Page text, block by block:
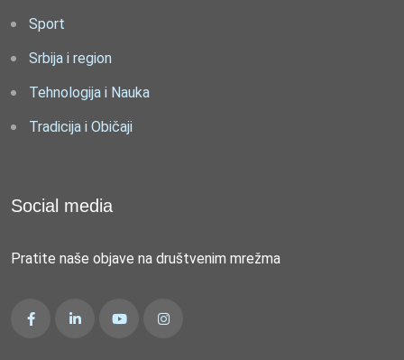
Sport
Srbija i region
Tehnologija i Nauka
Tradicija i Običaji
Social media
Pratite naše objave na društvenim mrežma